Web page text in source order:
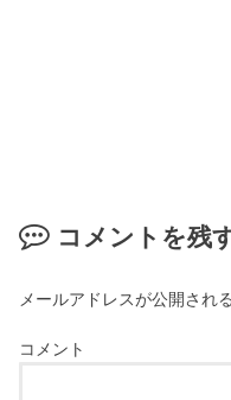
コメントを残
メールアドレスが公開され
コメント